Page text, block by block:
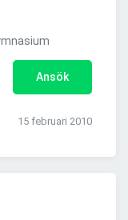
Ansök
15 februari 2010